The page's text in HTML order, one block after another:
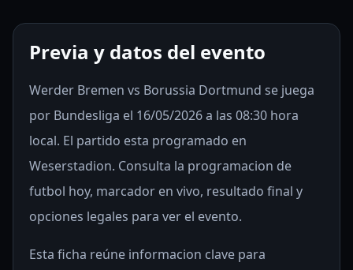
Previa y datos del evento
Werder Bremen vs Borussia Dortmund se juega
por Bundesliga el 16/05/2026 a las 08:30 hora
local. El partido esta programado en
Weserstadion. Consulta la programacion de
futbol hoy, marcador en vivo, resultado final y
opciones legales para ver el evento.
Esta ficha reúne informacion clave para